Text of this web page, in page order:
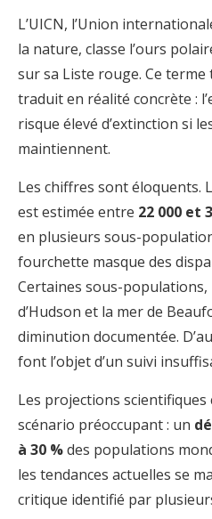
L’UICN, l’Union
la nature, classe l’ours
sur sa Liste rouge. Ce terme
traduit en réalité concrète :
risque élevé d’extinction si
maintiennent.
Les chiffres sont éloquents.
est estimée entre 22 000 et
en plusieurs sous-
fourchette masque des
Certaines sous-
d’Hudson et la mer de
diminution documentée.
font l’objet d’un suivi
Les projections
scénario préoccupant : un
à 30 %des populations
les tendances actuelles se
critique identifié par